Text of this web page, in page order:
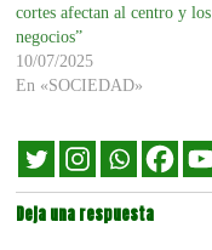
cortes afectan al centro y los
negocios”
10/07/2025
En «SOCIEDAD»
Deja una respuesta